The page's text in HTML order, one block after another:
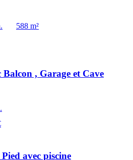
588 m²
, Garage et Cave
avec piscine